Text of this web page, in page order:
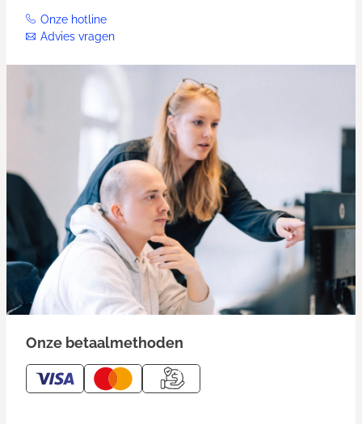
Onze hotline
Advies vragen
Onze betaalmethoden